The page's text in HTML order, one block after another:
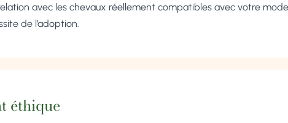
avec les chevaux réellement compatibles avec votre
de l’adoption.
éthique